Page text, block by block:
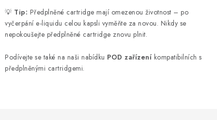
v
k
y
v
ý
💡 Tip: Předplněné cartridge mají omezenou životnost – po
vyčerpání e-liquidu celou kapsli vyměňte za novou. Nikdy se
nepokoušejte předplněné cartridge znovu plnit.
Podívejte se také na naši nabídku POD zařízení kompatibilních s
předplněnými cartridgemi.